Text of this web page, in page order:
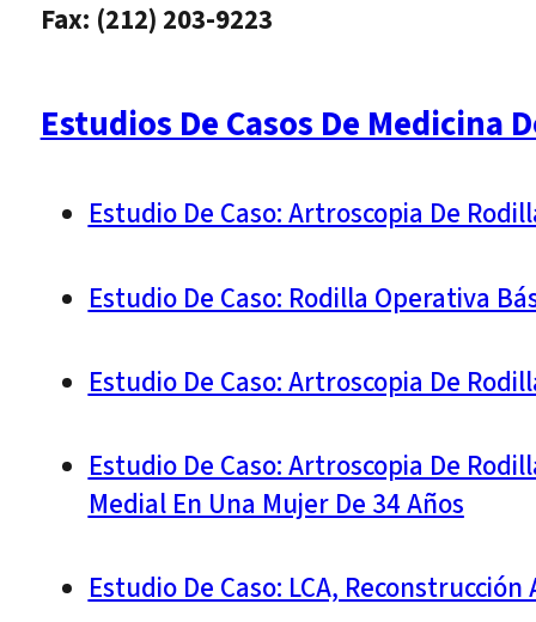
Fax: (212) 203-9223
Estudios De Casos De Medicina
Estudio De Caso: Artroscopia De
Estudio De Caso: Rodilla Operativa
Estudio De Caso: Artroscopia De
Estudio De Caso: Artroscopia De
Medial En Una Mujer De 34 Años
Estudio De Caso: LCA,